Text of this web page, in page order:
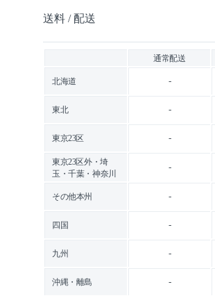
送料 / 配送
通常配送
北海道 -
東北 -
東京23区 -
東京23区外・埼
玉・千葉・神奈川
-
その他本州 -
四国 -
九州 -
沖縄・離島 -